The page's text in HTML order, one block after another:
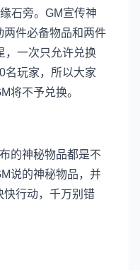
石旁。GM宣传神
两件必备物品和两件
，一次只允许兑换
名玩家，所以大家
将不予兑换。
的神秘物品都是不
说的神秘物品，并
快行动，千万别错